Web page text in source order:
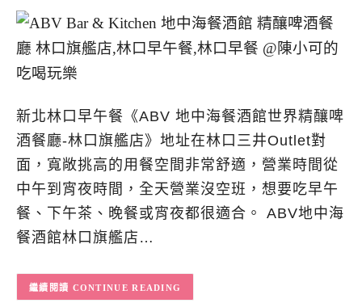
新北林口早午餐《ABV 地中海餐酒館世界精釀啤
酒餐廳-林口旗艦店》地址在林口三井Outlet對
面，寬敞挑高的用餐空間非常舒適，營業時間從
中午到宵夜時間，全天營業沒空班，想要吃早午
餐、下午茶、晚餐或宵夜都很適合。 ABV地中海
餐酒館林口旗艦店…
CONTINUE READING